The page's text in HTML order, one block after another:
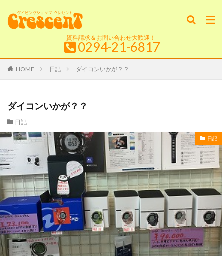
資料請求＆お問い合わせ大歓迎！
0294-21-6817
HOME 日記 ダイコンいかが？？
ダイコンいかが？？
日記
日記